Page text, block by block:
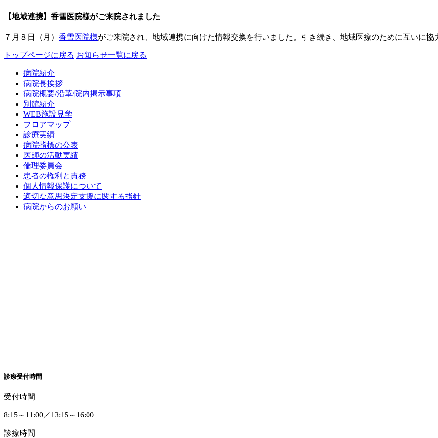
【地域連携】香雪医院様がご来院されました
７月８日（月） 香雪医院様がご来院され、地域連携に向けた情報交換を行いました。引き続き、地域医療のために互いに協
トップページに戻る お知らせ一覧に戻る
病院紹介
病院長挨拶
病院概要/沿革/院内掲示事項
別館紹介
WEB施設見学
フロアマップ
診療実績
病院指標の公表
医師の活動実績
倫理委員会
患者の権利と責務
個人情報保護について
適切な意思決定支援に関する指針
病院からのお願い
診療受付時間
受付時間
8:15～11:00／13:15～16:00
診療時間